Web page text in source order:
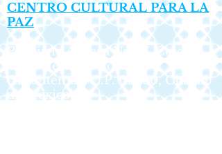
CENTRO CULTURAL PARA LA
PAZ
Ponciano Arriaga No. 17, Colonia
Tabacalera, Alcaldía
Cuauhtémoc,C.P. 06030, Ciudad
de México.